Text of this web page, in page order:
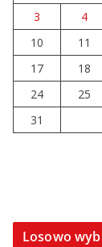
3
4
10
11
17
18
24
25
31
Losowo